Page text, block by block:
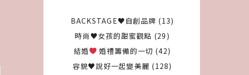
BACKSTAGE♥自創品牌 (13)
時尚♥女孩的甜蜜觀點 (29)
結婚
婚禮籌備的一切 (42)
容貌♥說好一起變美麗 (128)